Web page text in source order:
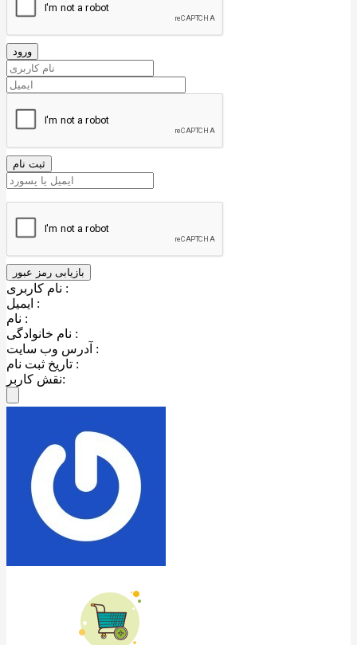
نام کاربری :
ایمیل :
نام :
نام خانوادگی :
آدرس وب سایت :
تاریخ ثبت نام :
نقش کاربر: